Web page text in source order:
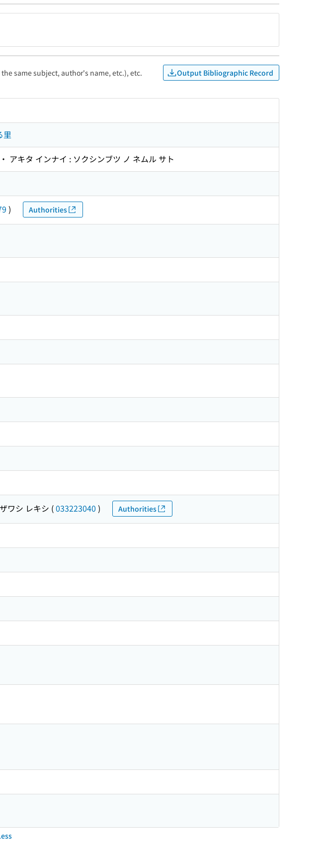
same subject, author's name, etc.), etc. Output Bibliographic Record
里
アキタ インナイ : ソクシンブツ ノ ネムル サト
) Authorities
ワシ レキシ (033223040 ) Authorities